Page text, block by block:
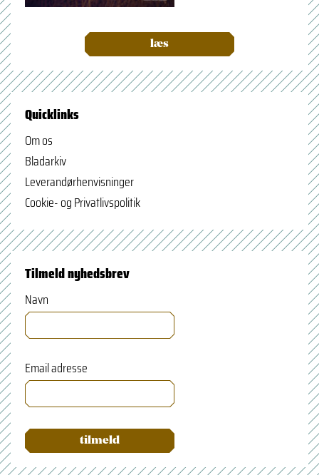
læs
Quicklinks
Om os
Bladarkiv
Leverandørhenvisninger
Cookie- og Privatlivspolitik
Tilmeld nyhedsbrev
Navn
Email adresse